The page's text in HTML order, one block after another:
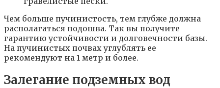
Чем больше пучинистость, тем глубже должна
располагаться подошва. Так вы получите
гарантию устойчивости и долговечности базы.
На пучинистых почвах углублять ее
рекомендуют на 1 метр и более.
Залегание подземных вод